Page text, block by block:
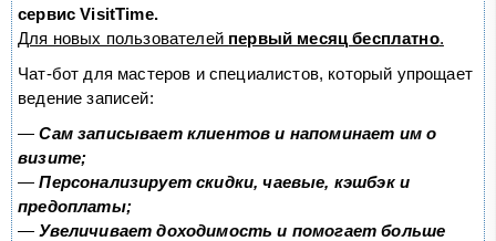
сервис VisitTime.
Для новых пользователей первый месяц бесплатно.
Чат-бот для мастеров и специалистов, который упрощает
ведение записей:
—Сам записывает клиентов и напоминает им о
визите;
—Персонализирует скидки, чаевые, кэшбэк и
предоплаты;
—Увеличивает доходимость и помогает больше